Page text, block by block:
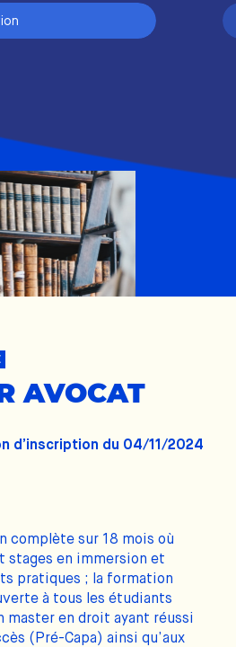
AVOCAT
d’inscription du 04/11/2024
complète sur 18 mois où
stages en immersion et
pratiques ; la formation
à tous les étudiants
master en droit ayant réussi
(Pré-Capa) ainsi qu’aux